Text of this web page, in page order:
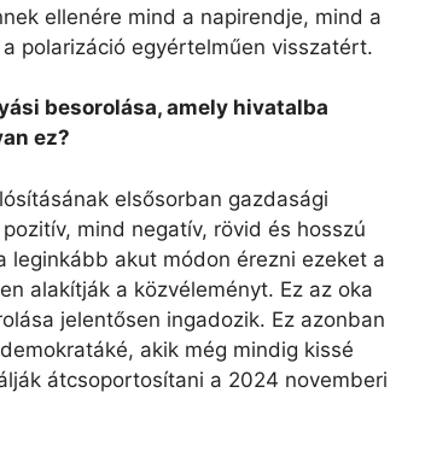
ellenére mind a napirendje, mind a
polarizáció egyértelműen visszatért.
besorolása, amely hivatalba
ez?
elsősorban gazdasági
mind negatív, rövid és hosszú
leginkább akut módon érezni ezeket a
alakítják a közvéleményt. Ez az oka
jelentősen ingadozik. Ez azonban
akik még mindig kissé
átcsoportosítani a 2024 novemberi